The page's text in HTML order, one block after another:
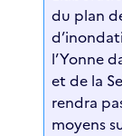
du plan
l’Yonne
et de la
rendra
moyens